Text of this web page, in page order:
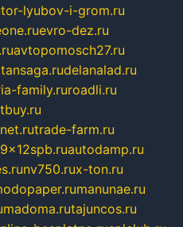
tor-lyubov-i-grom.ru
evro-dez.ru
avtopomosch27.ru
delanalad.ru
family.ruroadli.ru
trade-farm.ru
autodamp.ru
nv750.rux-ton.ru
manunae.ru
madoma.rutajuncos.ru